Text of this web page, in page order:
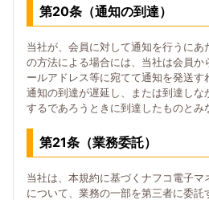
第20条（通知の到達）
当社が、会員に対して通知を行うに
の方法による場合には、当社は会員か
ールアドレス等に宛てて通知を発送
通知の到達が遅延し、または到達しな
するであろうときに到達したものとみ
第21条（業務委託）
当社は、本規約に基づくナフコ電子マ
について、業務の一部を第三者に委託